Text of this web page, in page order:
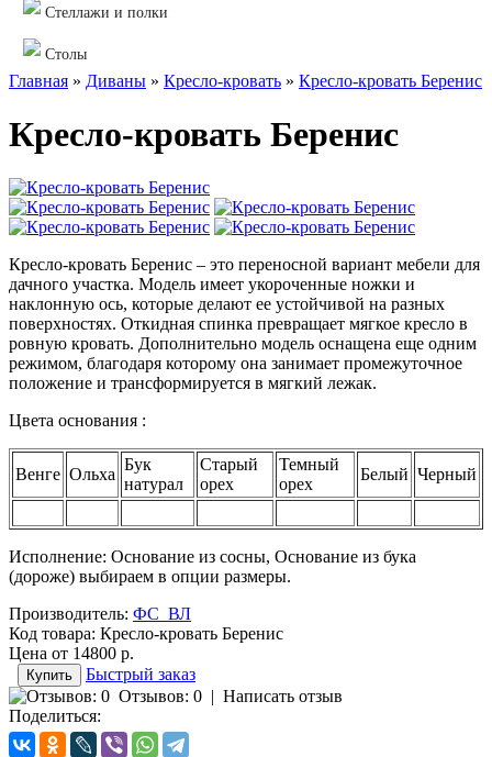
Стеллажи и полки
Столы
Главная » Диваны » Кресло-кровать » Кресло-кровать Беренис
Кресло-кровать Беренис
Кресло-кровать Беренис – это переносной вариант мебели для
дачного участка. Модель имеет укороченные ножки и
наклонную ось, которые делают ее устойчивой на разных
поверхностях. Откидная спинка превращает мягкое кресло в
ровную кровать. Дополнительно модель оснащена еще одним
режимом, благодаря которому она занимает промежуточное
положение и трансформируется в мягкий лежак.
Цвета основания :
Венге Ольха
Бук
натурал
Старый
орех
Темный
орех
Белый Черный
Исполнение: Основание из сосны, Основание из бука
(дороже) выбираем в опции размеры.
Производитель: ФС_ВЛ
Код товара: Кресло-кровать Беренис
Цена от 14800 р.
Быстрый заказ
Отзывов: 0 | Написать отзыв
Поделиться: